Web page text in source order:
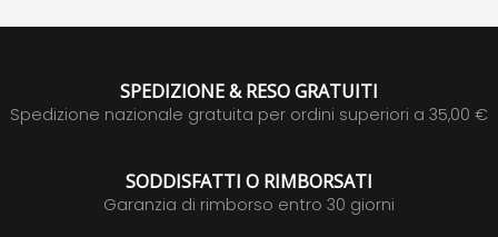
SPEDIZIONE & RESO GRATUITI
Spedizione nazionale gratuita per ordini superiori a 35,00 €
SODDISFATTI O RIMBORSATI
Garanzia di rimborso entro 30 giorni